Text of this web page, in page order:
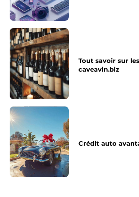
Tout savoir sur
caveavin.biz
Crédit auto